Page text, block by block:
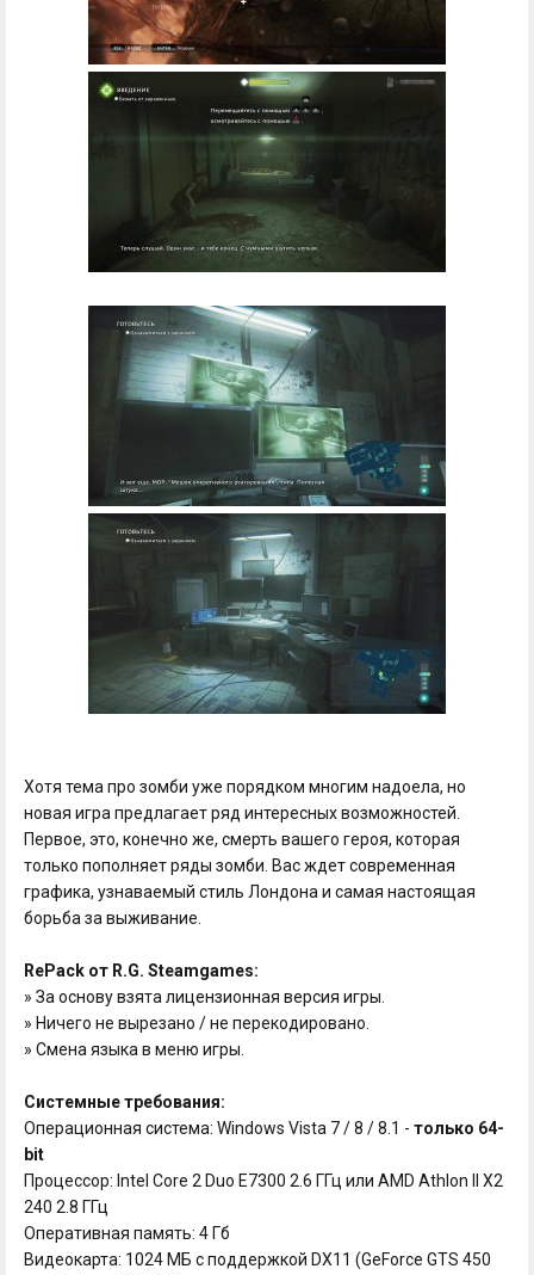
Хотя тема про зомби уже порядком многим надоела, но
новая игра предлагает ряд интересных возможностей.
Первое, это, конечно же, смерть вашего героя, которая
только пополняет ряды зомби. Вас ждет современная
графика, узнаваемый стиль Лондона и самая настоящая
борьба за выживание.
RePack от R.G. Steamgames:
» За основу взята лицензионная версия игры.
» Ничего не вырезано / не перекодировано.
» Смена языка в меню игры.
Системные требования:
Операционная система: Windows Vista 7 / 8 / 8.1 - только 64-
bit
Процессор: Intel Core 2 Duo E7300 2.6 ГГц или AMD Athlon II X2
240 2.8 ГГц
Оперативная память: 4 Гб
Видеокарта: 1024 МБ с поддержкой DX11 (GeForce GTS 450